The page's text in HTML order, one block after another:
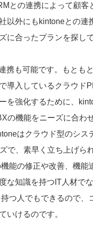
との連携によって顧客
以外にもkintoneとの連
合ったプランを探し
携も可能です。もとも
導入しているクラウド
を強化するために、
の機能をニーズに合わ
はクラウド型のシス
で、素早く立ち上げら
能の修正や改善、機能
な知識を持つIT人材で
つ人でもできるので、
いけるのです。